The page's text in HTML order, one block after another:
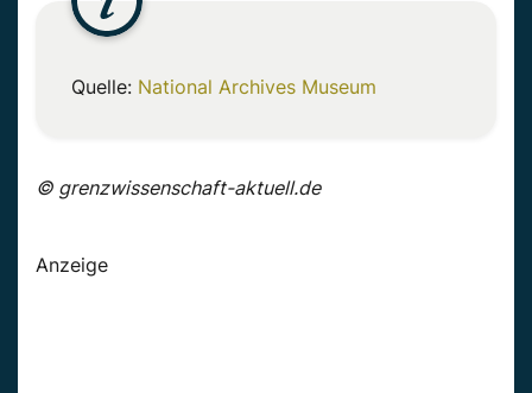
Quelle: National Archives Museum
© grenzwissenschaft-aktuell.de
Anzeige